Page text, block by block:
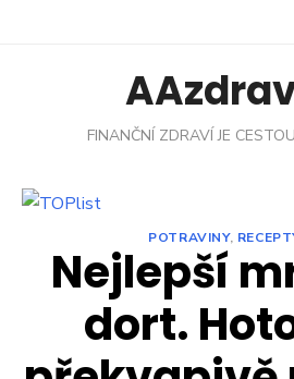
FINANČNÍ ZDRAVÍ JE
POTRAVINY,
Nejlepší
dort.